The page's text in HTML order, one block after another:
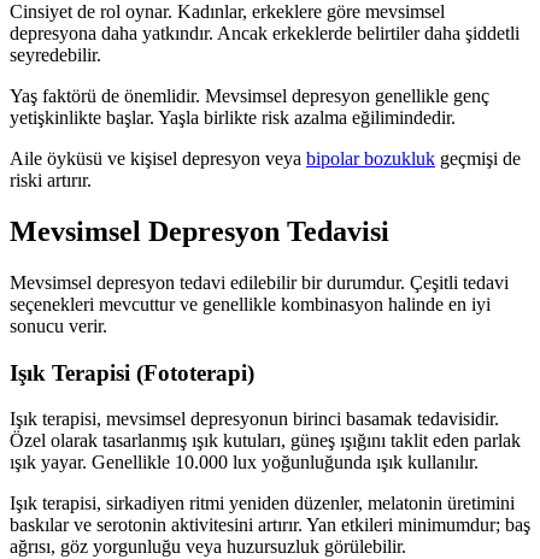
Cinsiyet de rol oynar. Kadınlar, erkeklere göre mevsimsel
depresyona daha yatkındır. Ancak erkeklerde belirtiler daha şiddetli
seyredebilir.
Yaş faktörü de önemlidir. Mevsimsel depresyon genellikle genç
yetişkinlikte başlar. Yaşla birlikte risk azalma eğilimindedir.
Aile öyküsü ve kişisel depresyon veya bipolar bozukluk geçmişi de
riski artırır.
Mevsimsel Depresyon Tedavisi
Mevsimsel depresyon tedavi edilebilir bir durumdur. Çeşitli tedavi
seçenekleri mevcuttur ve genellikle kombinasyon halinde en iyi
sonucu verir.
Işık Terapisi (Fototerapi)
Işık terapisi, mevsimsel depresyonun birinci basamak tedavisidir.
Özel olarak tasarlanmış ışık kutuları, güneş ışığını taklit eden parlak
ışık yayar. Genellikle 10.000 lux yoğunluğunda ışık kullanılır.
Işık terapisi, sirkadiyen ritmi yeniden düzenler, melatonin üretimini
baskılar ve serotonin aktivitesini artırır. Yan etkileri minimumdur; baş
ağrısı, göz yorgunluğu veya huzursuzluk görülebilir.